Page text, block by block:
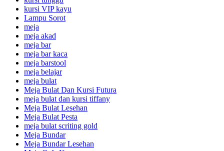
kursi VIP kayu
Lampu Sorot
meja
meja akad
meja bar
meja bar kaca
meja barstool
meja belajar
meja bulat
Meja Bulat Dan Kursi Futura
meja bulat dan kursi tiffany
Meja Bulat Lesehan
Meja Bulat Pesta
meja bulat scriting gold
Meja Bundar
Meja Bundar Lesehan